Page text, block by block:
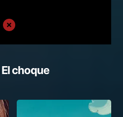
El choque